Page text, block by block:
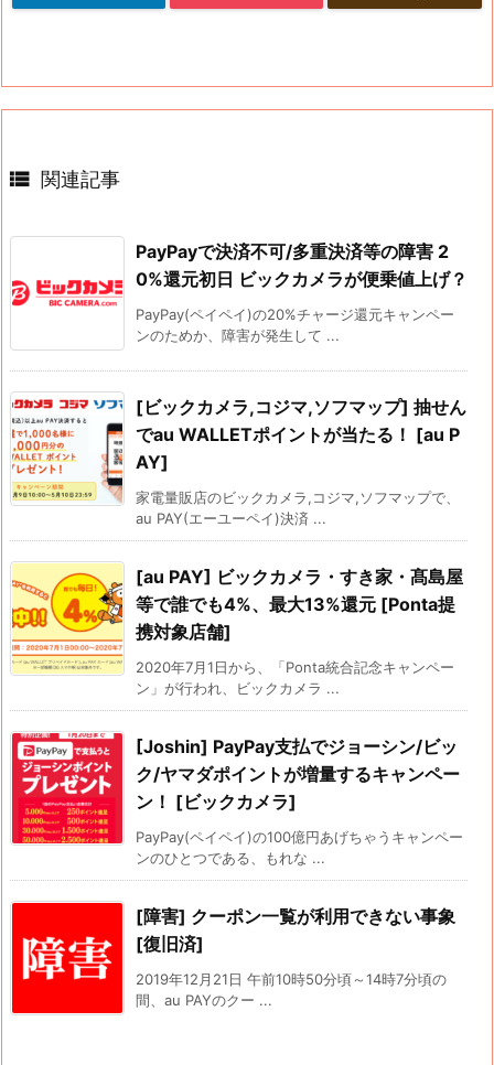
 関連記事
PayPayで決済不可/多重決済等の障害 2
0%還元初日 ビックカメラが便乗値上げ？
PayPay(ペイペイ)の20%チャージ還元キャンペー
ンのためか、障害が発生して ...
[ビックカメラ,コジマ,ソフマップ] 抽せん
でau WALLETポイントが当たる！ [au P
AY]
家電量販店のビックカメラ,コジマ,ソフマップで、
au PAY(エーユーペイ)決済 ...
[au PAY] ビックカメラ・すき家・髙島屋
等で誰でも4%、最大13%還元 [Ponta提
携対象店舗]
2020年7月1日から、「Ponta統合記念キャンペー
ン」が行われ、ビックカメラ ...
[Joshin] PayPay支払でジョーシン/ビッ
ク/ヤマダポイントが増量するキャンペー
ン！ [ビックカメラ]
PayPay(ペイペイ)の100億円あげちゃうキャンペー
ンのひとつである、もれな ...
[障害] クーポン一覧が利用できない事象
[復旧済]
2019年12月21日 午前10時50分頃～14時7分頃の
間、au PAYのクー ...